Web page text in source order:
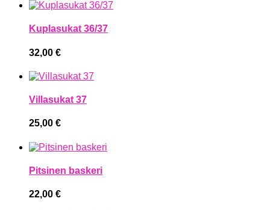
Kuplasukat 36/37
32,00 €
Villasukat 37
25,00 €
Pitsinen baskeri
22,00 €